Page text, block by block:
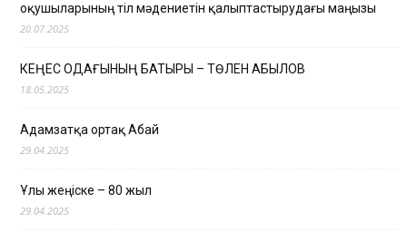
оқушыларының тіл мәдениетін қалыптастырудағы маңызы
20.07.2025
КЕҢЕС ОДАҒЫНЫҢ БАТЫРЫ – ТӨЛЕН ҚАБЫЛОВ
18.05.2025
Адамзатқа ортақ Абай
29.04.2025
Ұлы жеңіске – 80 жыл
29.04.2025